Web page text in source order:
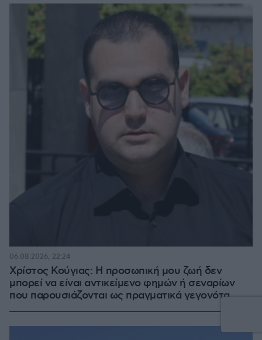
Χρίστος Κούγιας: Η προσωπική μου ζωή δεν
μπορεί να είναι αντικείμενο φημών ή σεναρίων
που παρουσιάζονται ως πραγματικά γεγονότα
06.08.2026, 22:24